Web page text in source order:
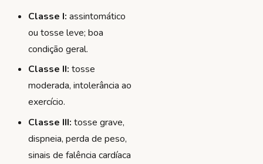
Classe I: assintomático
ou tosse leve; boa
condição geral.
Classe II: tosse
moderada, intolerância ao
exercício.
Classe III: tosse grave,
dispneia, perda de peso,
sinais de falência cardíaca